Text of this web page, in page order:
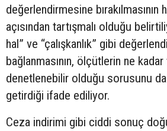
değerlendirmesine
açısından tartışmalı olduğu
hal” ve “çalışkanlık” gibi
bağlanmasının, ölçütlerin ne
denetlenebilir olduğu sorusunu
getirdiği ifade ediliyor.
Ceza indirimi gibi ciddi sonuç